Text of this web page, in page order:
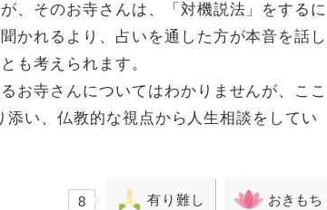
、そのお寺さんは、「対機説法」をするに
かれるより、占いを通した方が本音を話し
も考えられます。
お寺さんについてはわかりませんが、ここ
い、仏教的な視点から人生相談をしてい
8 有り難し おきもち